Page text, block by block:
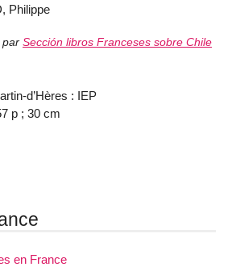
Philippe
par Sección libros Franceses sobre Chile
d’Hères : IEP
p ; 30 cm
en France